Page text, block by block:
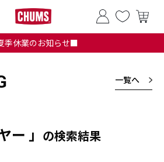
季休業のお知らせ■
一覧へ
ー 」 の検索結果